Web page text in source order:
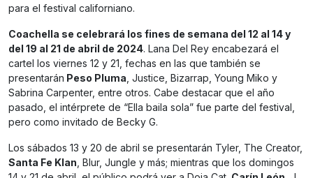
para el festival californiano.
Coachella se celebrará los fines de semana del 12 al 14 y
del 19 al 21 de abril de 2024. Lana Del Rey encabezará el
cartel los viernes 12 y 21, fechas en las que también se
presentarán Peso Pluma , Justice, Bizarrap, Young Miko y
Sabrina Carpenter, entre otros. Cabe destacar que el año
pasado, el intérprete de “Ella baila sola” fue parte del festival,
pero como invitado de Becky G.
Los sábados 13 y 20 de abril se presentarán Tyler, The Creator,
Santa Fe Klan , Blur, Jungle y más; mientras que los domingos